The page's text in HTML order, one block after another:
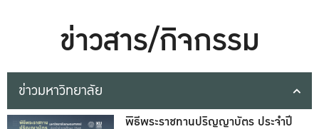
ข่าวสาร/กิจกรรม
ข่าวมหาวิทยาลัย
พิธีพระราชทานปริญญาบัตร ประจำปี